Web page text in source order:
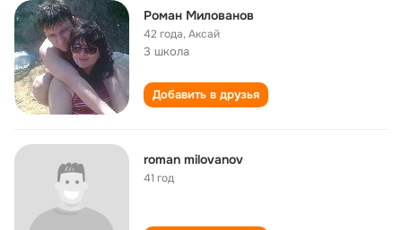
Роман Милованов
42 года,Аксай
3 школа
Добавить в друзья
roman milovanov
41 год